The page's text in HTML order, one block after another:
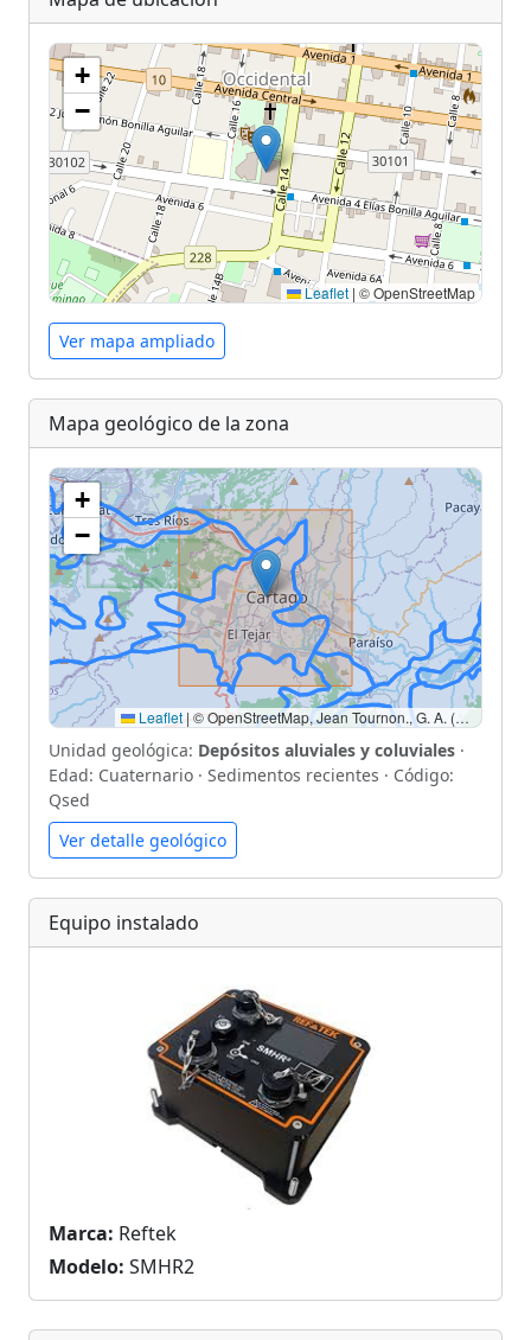
+
−
Leaflet | © OpenStreetMap
Ver mapa ampliado
Mapa geológico de la zona
+
−
Leaflet | © OpenStreetMap, Jean Tournon., G. A. (1997). Mapa Geológico de Costa Rica, Escala 1: 500 000.
Unidad geológica: Depósitos aluviales y coluviales ·
Edad: Cuaternario · Sedimentos recientes · Código:
Qsed
Ver detalle geológico
Equipo instalado
Marca: Reftek
Modelo: SMHR2